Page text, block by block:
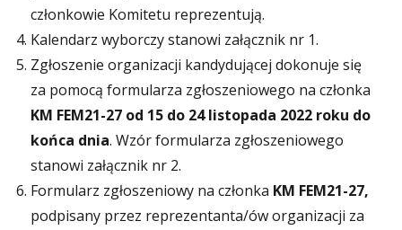
członkowie Komitetu reprezentują.
Kalendarz wyborczy stanowi załącznik nr 1.
Zgłoszenie organizacji kandydującej dokonuje się
za pomocą formularza zgłoszeniowego na członka
KM FEM21-27 od 15 do 24 listopada 2022 roku do
końca dnia. Wzór formularza zgłoszeniowego
stanowi załącznik nr 2.
Formularz zgłoszeniowy na członka KM FEM21-27,
podpisany przez reprezentanta/ów organizacji za